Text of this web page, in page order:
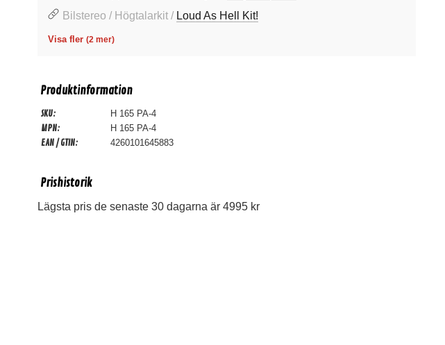
Bilstereo / Högtalarkit / Loud As Hell Kit!
Visa fler (2 mer)
Produktinformation
SKU: H 165 PA-4
MPN: H 165 PA-4
EAN / GTIN: 4260101645883
Prishistorik
Lägsta pris de senaste 30 dagarna är 4995 kr